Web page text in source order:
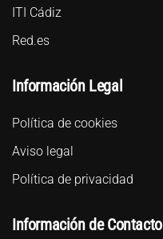
ITI Cádiz
Red.es
Información Legal
Política de cookies
Aviso legal
Política de privacidad
Información de Contacto